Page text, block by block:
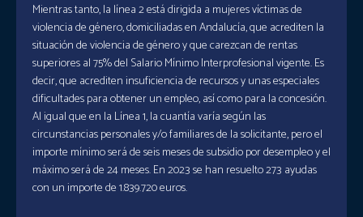
Mientras tanto, la línea 2 está dirigida a mujeres víctimas de
violencia de género, domiciliadas en Andalucía, que acrediten la
situación de violencia de género y que carezcan de rentas
superiores al 75% del Salario Mínimo Interprofesional vigente. Es
decir, que acrediten insuficiencia de recursos y unas especiales
dificultades para obtener un empleo, así como para la concesión.
Al igual que en la Línea 1, la cuantía varía según las
circunstancias personales y/o familiares de la solicitante, pero el
importe mínimo será de seis meses de subsidio por desempleo y el
máximo será de 24 meses. En 2023 se han resuelto 273 ayudas
con un importe de 1.839.720 euros.